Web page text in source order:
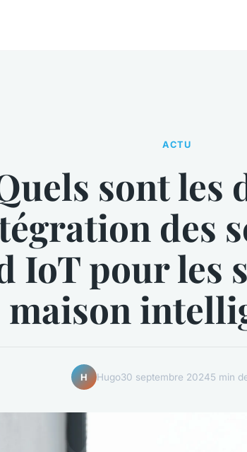
ACTU
sont les
des
IoT pour les
maison
H Hugo30 septembre 20245 min